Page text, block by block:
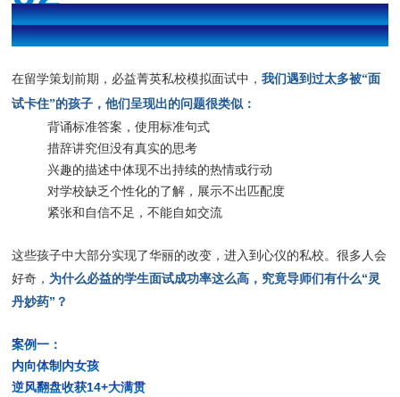
TOP私校面试准备：
要从“招生官视角”出发
在留学策划前期，必益菁英私校模拟面试中，我们遇到过太多被“面
试卡住”的孩子，他们呈现出的问题很类似：
背诵标准答案，使用标准句式
措辞讲究但没有真实的思考
兴趣的描述中体现不出持续的热情或行动
对学校缺乏个性化的了解，展示不出匹配度
紧张和自信不足，不能自如交流
这些孩子中大部分实现了华丽的改变，进入到心仪的私校。很多人会
好奇，为什么必益的学生面试成功率这么高，究竟导师们有什么“灵
丹妙药”？
案例一：
内向体制内女孩
逆风翻盘收获14+大满贯